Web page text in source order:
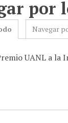
por
Navegar
UANL a la